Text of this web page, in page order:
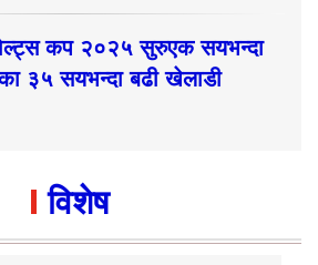
कप २०२५ सुरुएक सयभन्दा
३५ सयभन्दा बढी खेलाडी
विशेष